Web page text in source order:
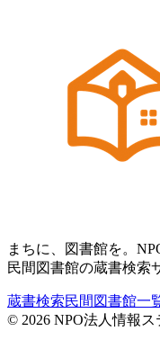
まちに、図書館を。
民間図書館の蔵書検索
蔵書検索民間図書館一
© 2026 NPO法人情報ス